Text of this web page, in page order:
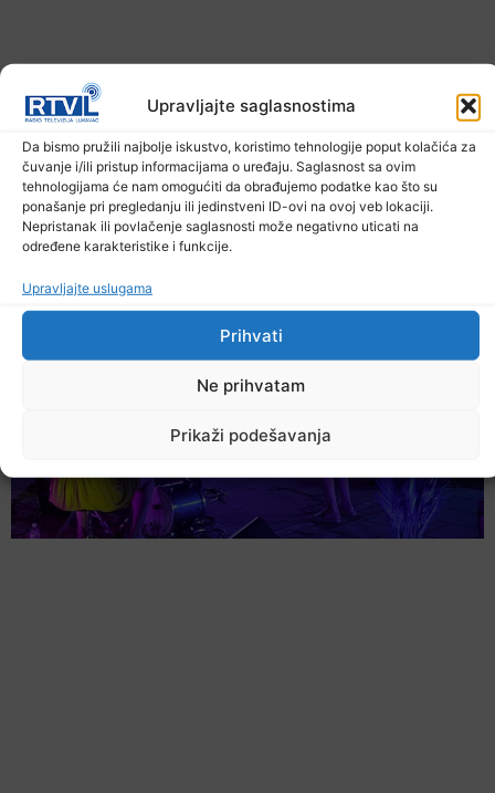
Upravljajte saglasnostima
Da bismo pružili najbolje iskustvo, koristimo tehnologije poput kolačića za
čuvanje i/ili pristup informacijama o uređaju. Saglasnost sa ovim
tehnologijama će nam omogućiti da obrađujemo podatke kao što su
ponašanje pri pregledanju ili jedinstveni ID-ovi na ovoj veb lokaciji.
Nepristanak ili povlačenje saglasnosti može negativno uticati na
određene karakteristike i funkcije.
Upravljajte uslugama
Prihvati
Ne prihvatam
Prikaži podešavanja
U TK povećan broj požara
7. Augusta 2026.